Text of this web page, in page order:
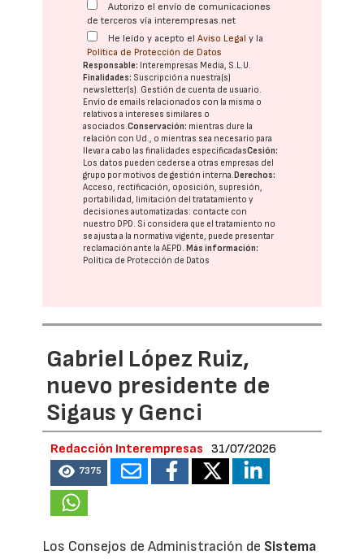
Autorizo el envío de comunicaciones
de terceros vía interempresas.net
He leído y acepto elAviso Legal y la
Política de Protección de Datos
Responsable: Interempresas Media, S.L.U.
Finalidades: Suscripción a nuestra(s)
newsletter(s). Gestión de cuenta de usuario.
Envío de emails relacionados con la misma o
relativos a intereses similares o
asociados.Conservación: mientras dure la
relación con Ud., o mientras sea necesario para
llevar a cabo las finalidades especificadasCesión:
Los datos pueden cederse a otras empresas del
grupo por motivos de gestión interna. Derechos:
Acceso, rectificación, oposición, supresión,
portabilidad, limitación del tratatamiento y
decisiones automatizadas: contacte con
nuestro DPD. Si considera que el tratamiento no
se ajusta a la normativa vigente, puede presentar
reclamación ante laAEPD. Más información:
Política de Protección de Datos
Gabriel López Ruiz,
nuevo presidente de
Sigaus y Genci
Redacción Interempresas 31/07/2026
7375
Los Consejos de Administración de Sistema